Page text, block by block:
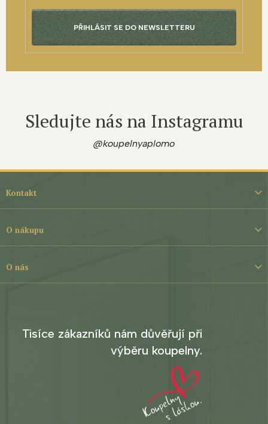
PŘIHLÁSIT SE DO NEWSLETTERU
Sledujte nás na Instagramu
@koupelnyaplomo
í
Kontakt
O nákupu
O nás
Tisíce zákazníků nám důvěřují při
výběru koupelny.